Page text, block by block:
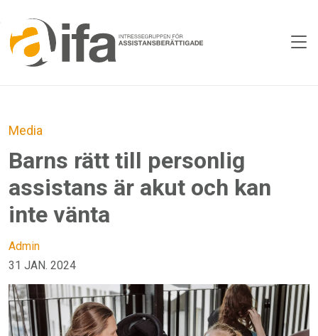
Skip to main content
Media
Barns rätt till personlig
assistans är akut och kan
inte vänta
Admin
31 JAN. 2024